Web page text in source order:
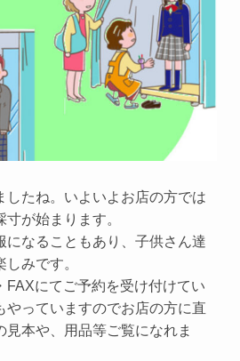
したね。いよいよお店の方では
が始まります。
になることもあり、子供さん達
みです。
FAXにてご予約を受け付けてい
やっていますのでお店の方に直
本や、用品等ご覧になれま